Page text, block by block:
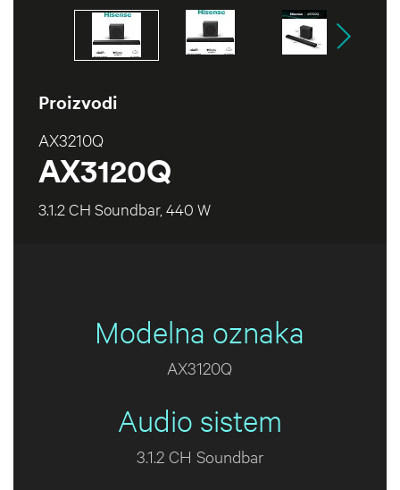
Proizvodi
AX3210Q
AX3120Q
3.1.2 CH Soundbar, 440 W
Modelna oznaka
AX3120Q
Audio sistem
3.1.2 CH Soundbar